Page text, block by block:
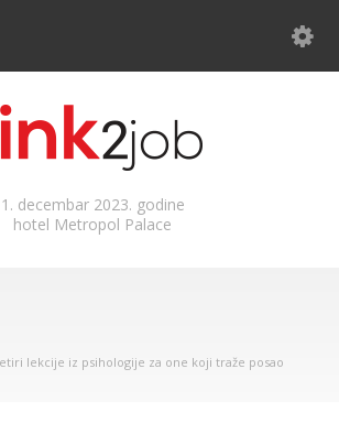
1. decembar 2023. godine
hotel Metropol Palace
lekcije iz psihologije za one koji traže posao